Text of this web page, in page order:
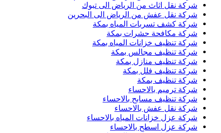
شركة نقل اثاث من الرياض الى تبوك
شركة نقل عفش من الرياض الى البحرين
شركة كشف تسربات المياه بمكة
شركة مكافحة حشرات بمكة
شركة تنظيف خزانات المياه بمكة
شركة تنظيف مجالس بمكة
شركة تنظيف منازل بمكة
شركة تنظيف فلل بمكة
شركة تنظيف بمكة
شركة ترميم بالاحساء
شركة تنظيف مسابح بالاحساء
شركة نقل عفش بالاحساء
شركة عزل خزانات المياه بالاحساء
شركة عزل اسطح بالاحساء